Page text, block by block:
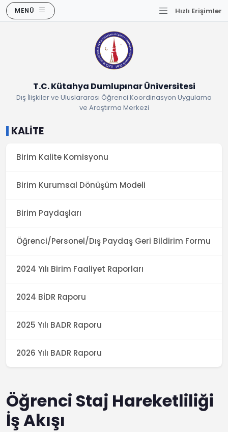
MENÜ Hızlı Erişimler
T.C. Kütahya Dumlupınar Üniversitesi
Dış İlişkiler ve Uluslararası Öğrenci Koordinasyon Uygulama
ve Araştırma Merkezi
KALİTE
Birim Kalite Komisyonu
Birim Kurumsal Dönüşüm Modeli
Birim Paydaşları
Öğrenci/Personel/Dış Paydaş Geri Bildirim Formu
2024 Yılı Birim Faaliyet Raporları
2024 BİDR Raporu
2025 Yılı BADR Raporu
2026 Yılı BADR Raporu
Öğrenci Staj Hareketliliği
İş Akışı